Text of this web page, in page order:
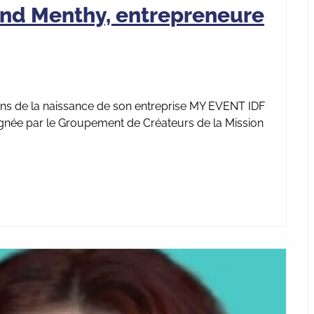
Menthy, entrepreneure
de la naissance de son entreprise MY EVENT IDF
par le Groupement de Créateurs de la Mission